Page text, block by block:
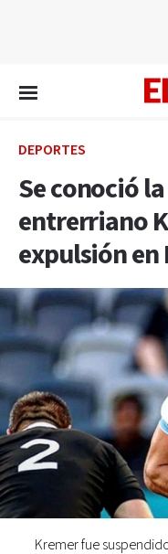
DEPORTES
Se conoció
entrerriano
expulsión en
Kremer fue